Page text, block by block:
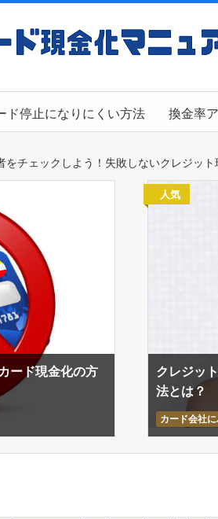
ド停止になりにくい方法 換金率
をチェックしよう！失敗しないクレジット
ード現金化の方
クレジッ
法とは？
カード会社